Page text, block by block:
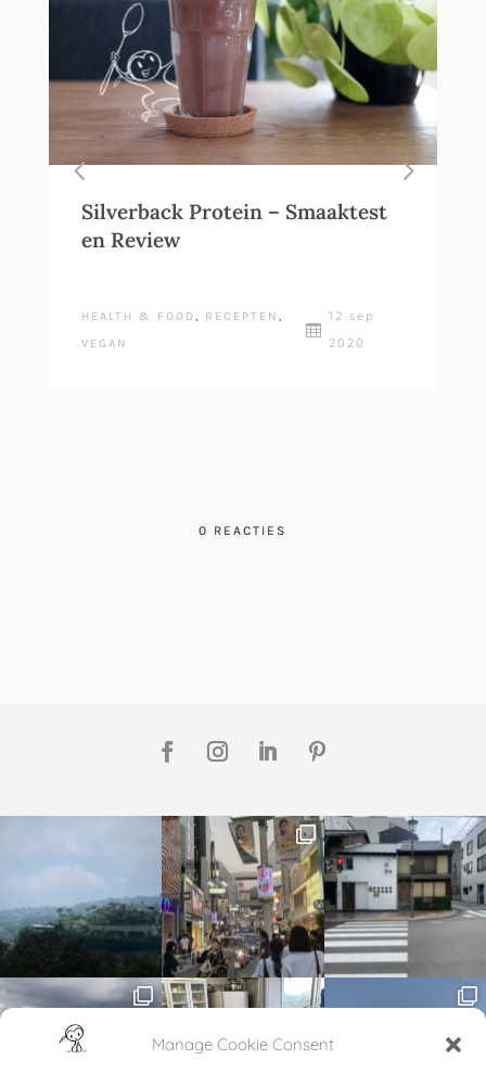
Manage Cookie Consent
Silverback Protein – Smaaktest
en Review
HEALTH & FOOD, RECEPTEN ,
VEGAN

12 sep
2020
0 REACTIES